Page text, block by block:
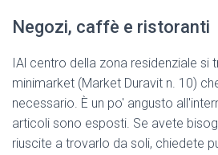
Negozi, caffè e ristoranti
IAl centro della zona residenziale si
minimarket (Market Duravit n. 10)
necessario. È un po' angusto
articoli sono esposti. Se avete
riuscite a trovarlo da soli, chiedete